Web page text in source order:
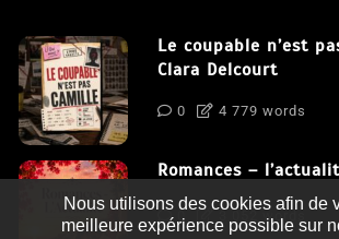
Le coupable n’est
Clara Delcourt
0 4 779 words
Romances –
0 3 052 words
Nous utilisons des cookies afin de
meilleure expérience possible sur